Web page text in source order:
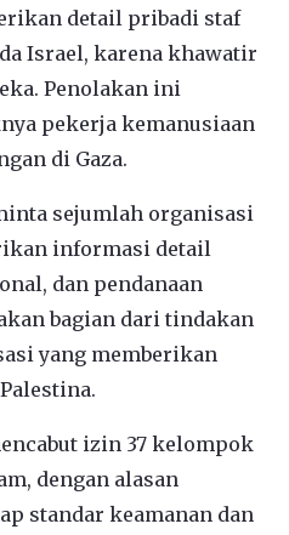
detail pribadi staf
Israel, karena khawatir
Penolakan ini
pekerja kemanusiaan
di Gaza.
sejumlah organisasi
informasi detail
dan pendanaan
bagian dari tindakan
yang memberikan
izin 37 kelompok
dengan alasan
standar keamanan dan